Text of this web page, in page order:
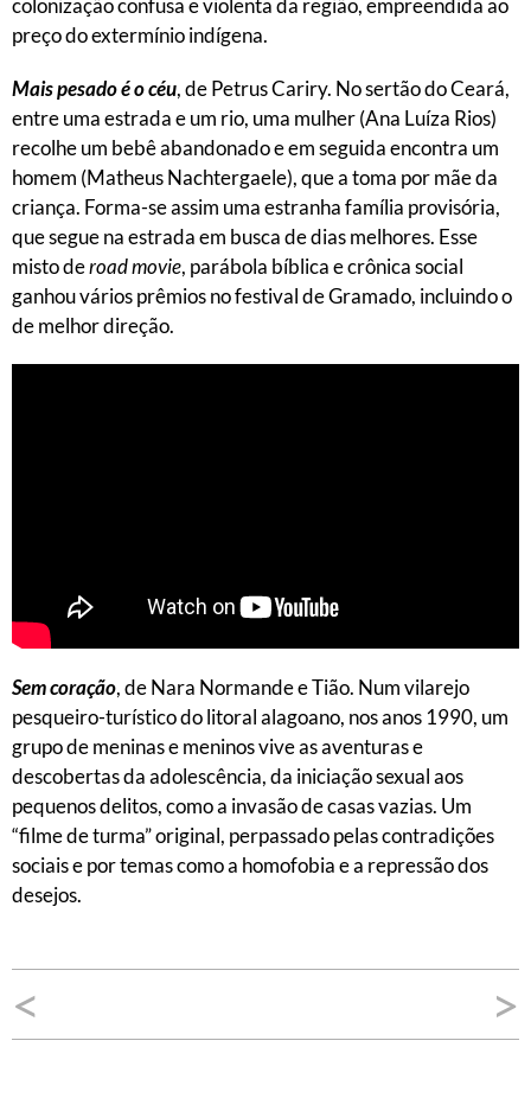
preço do extermínio indígena.
Mais pesado é o céu, de Petrus Cariry. No sertão do Ceará,
entre uma estrada e um rio, uma mulher (Ana Luíza Rios)
recolhe um bebê abandonado e em seguida encontra um
homem (Matheus Nachtergaele), que a toma por mãe da
criança. Forma-se assim uma estranha família provisória,
que segue na estrada em busca de dias melhores. Esse
misto deroad movie, parábola bíblica e crônica social
ganhou vários prêmios no festival de Gramado, incluindo o
de melhor direção.
Sem coração, de Nara Normande e Tião. Num vilarejo
pesqueiro-turístico do litoral alagoano, nos anos 1990, um
grupo de meninas e meninos vive as aventuras e
descobertas da adolescência, da iniciação sexual aos
pequenos delitos, como a invasão de casas vazias. Um
“filme de turma” original, perpassado pelas contradições
sociais e por temas como a homofobia e a repressão dos
desejos.
Navegação
de
< >